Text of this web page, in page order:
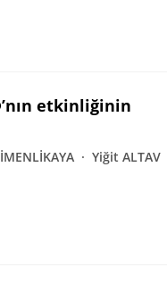
etkinliğinin
Yiğit ALTAV